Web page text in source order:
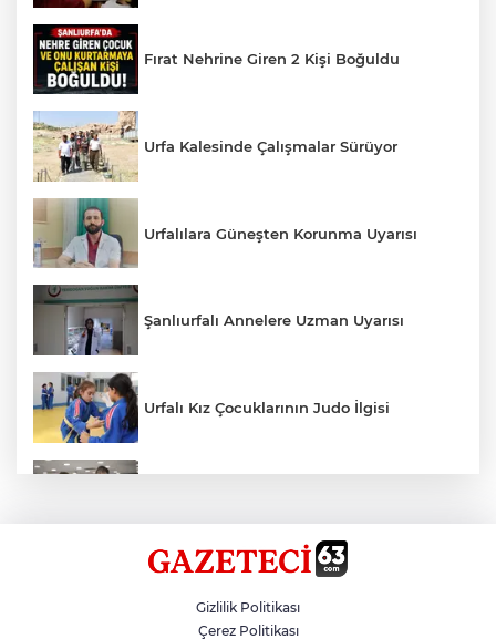
Fırat Nehrine Giren 2 Kişi Boğuldu
Urfa Kalesinde Çalışmalar Sürüyor
Urfalılara Güneşten Korunma Uyarısı
Şanlıurfalı Annelere Uzman Uyarısı
Urfalı Kız Çocuklarının Judo İlgisi
Zincirleme Kazada 7 Kişi Yaralandı
Gizlilik Politikası
Çerez Politikası